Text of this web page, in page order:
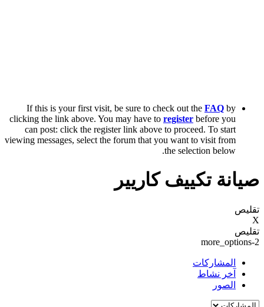
If this is your first visit, be sure to check out the FAQ by
clicking the link above. You may have to register before you
can post: click the register link above to proceed. To start
viewing messages, select the forum that you want to visit from
the selection below.
صيانة تكييف كاريير
تقليص
X
تقليص
more_options-2
المشاركات
آخر نشاط
الصور